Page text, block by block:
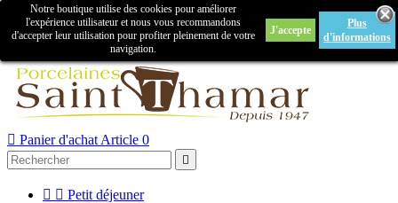
Créer un compteConnexion
 Panier d'achat Article 0

Notre boutique utilise des cookies pour améliorer
l'expérience utilisateur et nous vous recommandons
d'accepter leur utilisation pour profiter pleinement de votre
navigation.
J'accepte
Plus
d'informations
  Petit déjeuner